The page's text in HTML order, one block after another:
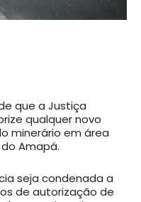
que a Justiça
qualquer novo
minerário em área
Amapá.
seja condenada a
de autorização de